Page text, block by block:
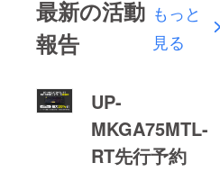
最新の活動
報告
もっと
見る
UP-
MKGA75MTL-
RT先行予約